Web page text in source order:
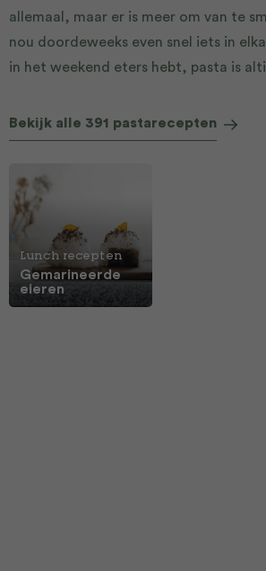
allemaal, maar er is meer om van te
nou doordeweeks even snel iets in
in het weekend eters hebt, pasta is
Bekijk alle 391 pastarecepten
Lunch recepten
Gemarineerde
eieren
magazine-
pesto-jamies-
minuten